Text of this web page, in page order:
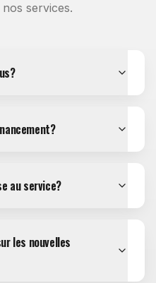
services.
au service?
les nouvelles